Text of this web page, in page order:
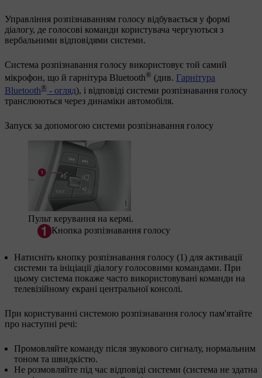
Управління розпізнаванням голосу відбувається у формі
діалогу, де голосові команди користувача чергуються з
вербальними відповідями системи.
Система розпізнавання голосу використовує той самий
мікрофон, що й гарнітура Bluetooth® (див. Гарнітура
Bluetooth® - огляд), і відповіді системи розпізнавання голосу
транслюються через динаміки автомобіля.
Запуск за допомогою системи розпізнавання голосу
Пульт керування на кермі.
Кнопка розпізнавання голосу
Натисніть кнопку розпізнавання голосу (1) для активації
системи та ініціації діалогу голосовими командами. При
цьому система покаже часто використовувані команди на
телевізійному екрані центральної консолі.
При користуванні системою розпізнавання голосу пам'ятайте
про наступні речі:
Промовляйте команду після звукового сигналу, нормальним
тоном та швидкістю.
Не розмовляйте під час відповіді системи (система не здатна